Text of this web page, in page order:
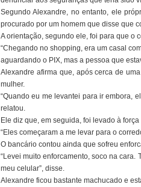
Segundo Alexandre, no entanto, ele
procurado por um homem que disse que
A orientação, segundo ele, foi para que o
“Chegando no shopping, era um casal
aguardando o PIX, mas a pessoa que
Alexandre afirma que, após cerca de
mulher.
“Quando eu me levantei para ir embora,
relatou.
Ele diz que, em seguida, foi levado à
“Eles começaram a me levar para o
O bancário contou ainda que sofreu
“Levei muito enforcamento, soco na
meu celular”, disse.
Alexandre ficou bastante machucado e